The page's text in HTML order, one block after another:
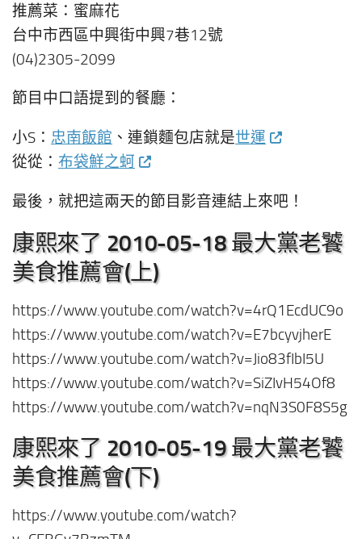
推薦菜：蜜麻花
台中市西區中興街中興7巷12號
(04)2305-2099
節目中口語提到的餐廳：
小S： 忠南飯館 、連鎖麵包店就是世運
從從： 布袋鮮之蚵
最後，就把這兩天的節目影音連結上來吧！
康熙來了 2010-05-18 最大黨老饕
美食推薦會(上)
https://www.youtube.com/watch?v=4rQ1EcdUC9o
https://www.youtube.com/watch?v=E7bcyvjherE
https://www.youtube.com/watch?v=Jio83fIbI5U
https://www.youtube.com/watch?v=SiZIvH54Of8
https://www.youtube.com/watch?v=nqN3S0F8S5g
康熙來了 2010-05-19 最大黨老饕
美食推薦會(下)
https://www.youtube.com/watch?